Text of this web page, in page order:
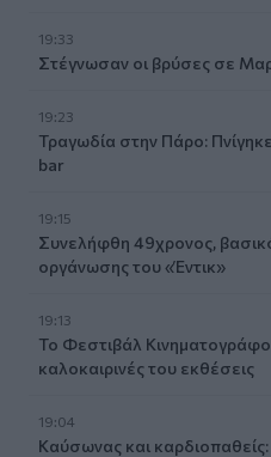
19:33
Στέγνωσαν οι βρύσες σε
19:23
Τραγωδία στην Πάρο:
bar
19:15
Συνελήφθη 49χρονος,
οργάνωσης του «Έντικ»
19:13
Το Φεστιβάλ
καλοκαιρινές του εκθέσεις
19:04
Καύσωνας και